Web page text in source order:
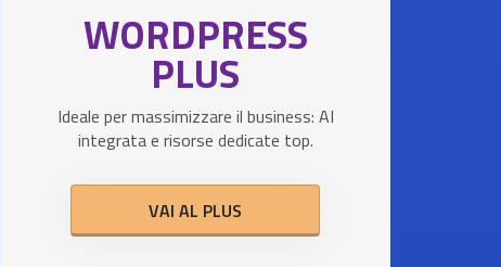
WORDPRESS
PLUS
Ideale per massimizzare il business: AI
integrata e risorse dedicate top.
VAI AL PLUS